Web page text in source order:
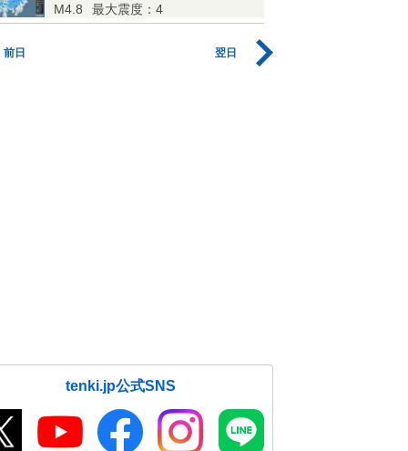
M4.8
最大震度：4
前日 翌日
tenki.jp公式SNS